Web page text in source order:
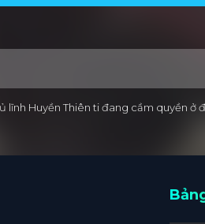
Huyền Thiên ti đang cầm quyền ở